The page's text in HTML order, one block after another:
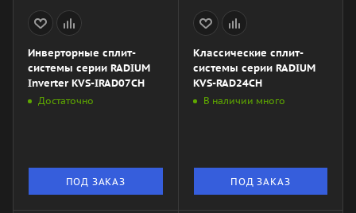
Инверторные сплит-
системы серии RADIUM
Inverter KVS-IRAD07CH
Достаточно
ПОД ЗАКАЗ
Классические сплит-
системы серии RADIUM
KVS-RAD24CH
В наличии много
ПОД ЗАКАЗ